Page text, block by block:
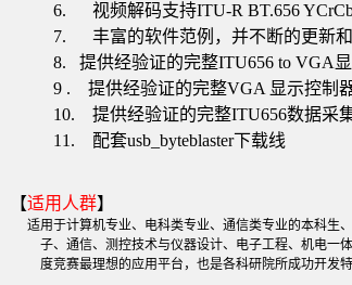
6.
视频解码支持ITU-R BT.656
7.
丰富的软件范例，并不断的更新和
8. 提供经验证的完整ITU656 to VGA
9 .
提供经验证的完整VGA 显示控制
10.
提供经验证的完整ITU656数据采
11.
配套usb_byteblaster下载线
【适用人群】
适用于计算机专业、电科类专业、通信类专业的本科生、
子、通信、测控技术与仪器设计、电子工程、机电一
度竞赛最理想的应用平台，也是各科研院所成功开发